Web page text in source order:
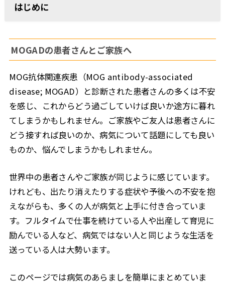
はじめに
MOGADの患者さんとご家族へ
MOG抗体関連疾患（MOG antibody-associated
disease; MOGAD）と診断された患者さんの多くは不安
を感じ、これからどう過ごしていけば良いか途方に暮れ
てしまうかもしれません。ご家族やご友人は患者さんに
どう接すれば良いのか、病気について話題にしても良い
ものか、悩んでしまうかもしれません。
世界中の患者さんやご家族が同じように感じています。
けれども、出たり消えたりする症状や予後への不安を抱
えながらも、多くの人が病気と上手に付き合っていま
す。フルタイムで仕事を続けている人や出産して育児に
励んでいる人など、病気ではない人と同じような生活を
送っている人は大勢います。
このページでは病気のあらましを簡単にまとめていま